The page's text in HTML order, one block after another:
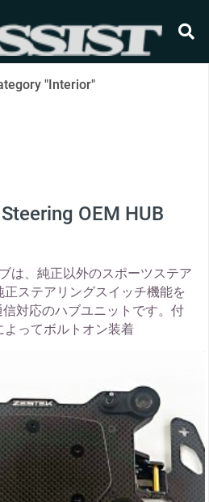
"Interior"
OEM HUB
は、純正以外のスポーツステア
ステアリングスイッチ機能を
対応のハブユニットです。付
ってボルトオン装着